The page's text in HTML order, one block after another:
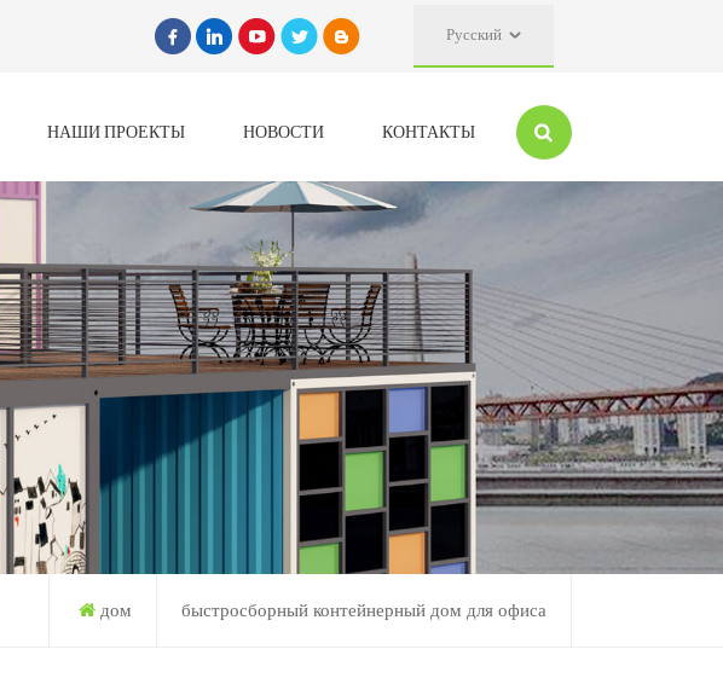
Русский
НАШИ ПРОЕКТЫ НОВОСТИ КОНТАКТЫ
дом быстросборный контейнерный дом для офиса